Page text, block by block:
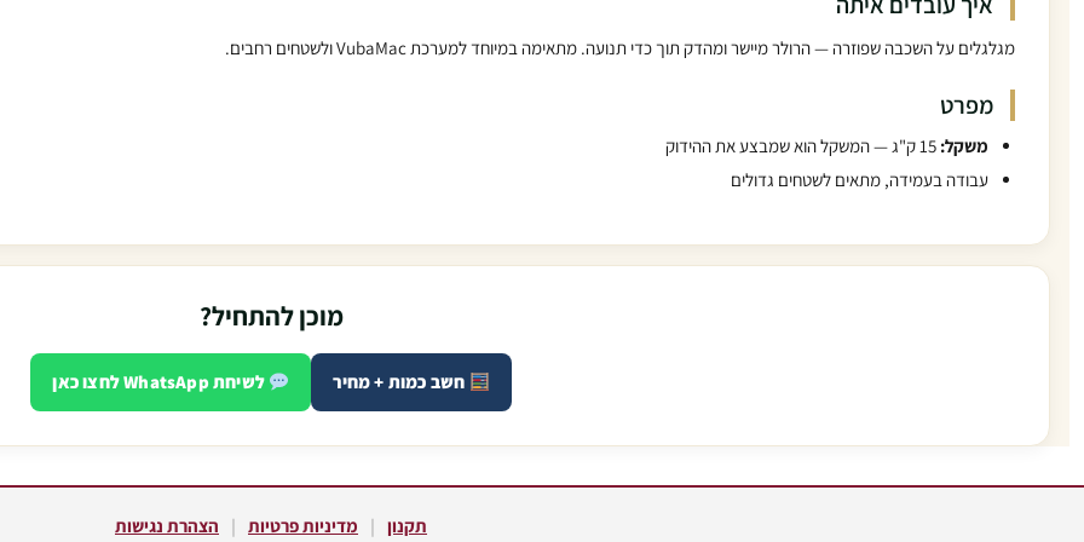
מגלגלים על השכבה שפוזרה — הרולר מיישר ומהדק תוך כדי תנועה. מתאימה במיוחד למערכת VubaMac ולשטחים רחבים.
מפרט
משקל:
עבודה בעמידה, מתאים לשטחים גדולים
מוכן להתחיל?
חשב כמות + מחיר לשיחת WhatsApp לחצו כאן
תקנון | מדיניות פרטיות | הצהרת נגישות